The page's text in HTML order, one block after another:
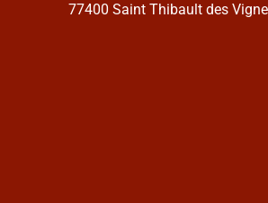
77400 Saint Thibault des